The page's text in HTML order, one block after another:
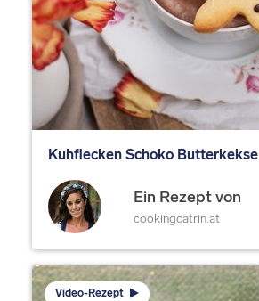
Kuhflecken Schoko Butterkekse
Ein Rezept von
cookingcatrin.at
Video-Rezept